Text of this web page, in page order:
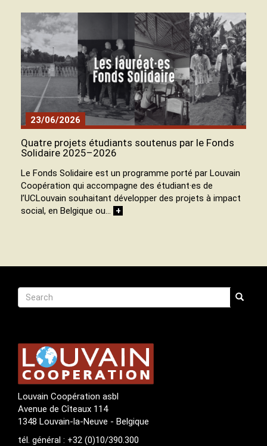
23/06/2026
Quatre projets étudiants soutenus par le Fonds
Solidaire 2025–2026
Le Fonds Solidaire est un programme porté par Louvain
Coopération qui accompagne des étudiant·es de
l’UCLouvain souhaitant développer des projets à impact
social, en Belgique ou… +
Recherche
Search Search
Louvain Coopération asbl
Avenue de Cîteaux 114
1348 Louvain-la-Neuve - Belgique
tél. général : +32 (0)10/390.300